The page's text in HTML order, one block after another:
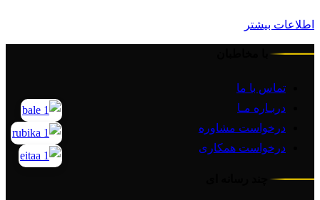
اطلاعات بیشتر
تماس با ما
دربـاره مـا
درخواست مشاوره
درخواست همکاری